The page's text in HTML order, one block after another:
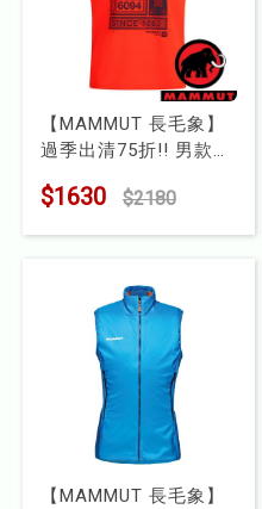
【MAMMUT 長毛象】
過季出清75折!! 男款
花排汗上衣
$1630 $2180
【MAMMUT 長毛象】